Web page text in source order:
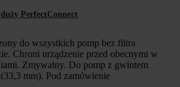
PerfectConnect
do wszystkich pomp bez filtra
Chroni urządzenie przed obecnymi w
Zmywalny. Do pomp z gwintem
mm). Pod zamówienie